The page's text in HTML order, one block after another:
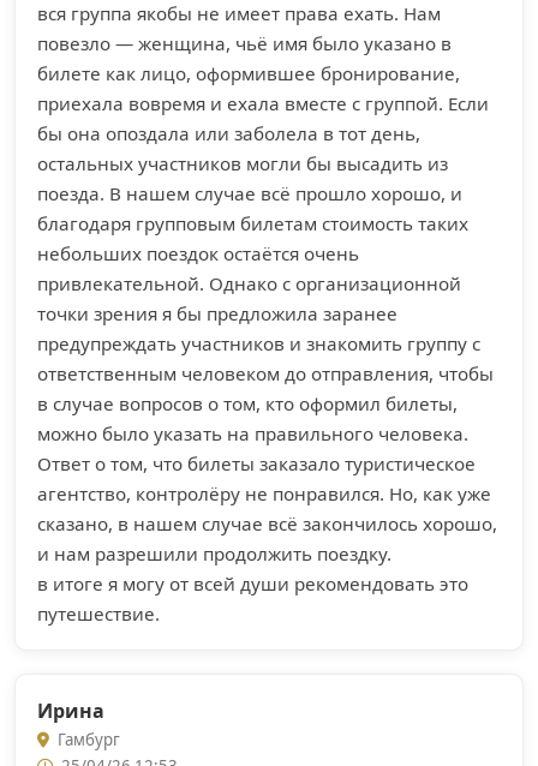
вся группа якобы не имеет права ехать. Нам
повезло — женщина, чьё имя было указано в
билете как лицо, оформившее бронирование,
приехала вовремя и ехала вместе с группой. Если
бы она опоздала или заболела в тот день,
остальных участников могли бы высадить из
поезда. В нашем случае всё прошло хорошо, и
благодаря групповым билетам стоимость таких
небольших поездок остаётся очень
привлекательной. Однако с организационной
точки зрения я бы предложила заранее
предупреждать участников и знакомить группу с
ответственным человеком до отправления, чтобы
в случае вопросов о том, кто оформил билеты,
можно было указать на правильного человека.
Ответ о том, что билеты заказало туристическое
агентство, контролёру не понравился. Но, как уже
сказано, в нашем случае всё закончилось хорошо,
и нам разрешили продолжить поездку.
в итоге я могу от всей души рекомендовать это
путешествие.
Ирина
Гамбург